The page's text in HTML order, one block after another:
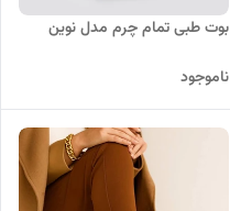
بوت طبی تمام چرم مدل نوین
ناموجود